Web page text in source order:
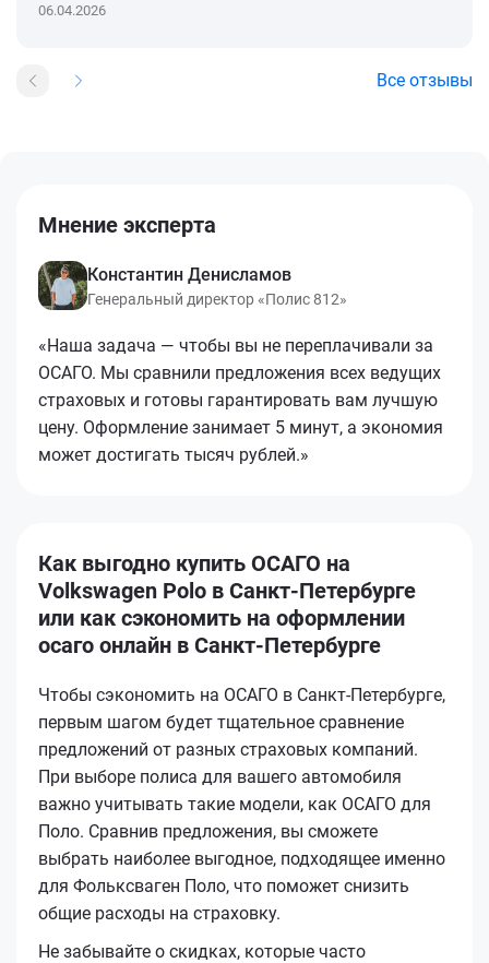
06.04.2026
Все отзывы
Мнение эксперта
Константин Денисламов
Генеральный директор «Полис 812»
«Наша задача — чтобы вы не переплачивали за
ОСАГО. Мы сравнили предложения всех ведущих
страховых и готовы гарантировать вам лучшую
цену. Оформление занимает 5 минут, а экономия
может достигать тысяч рублей.»
Как выгодно купить ОСАГО на
Volkswagen Polo в Санкт-Петербурге
или как сэкономить на оформлении
осаго онлайн в Санкт-Петербурге
Чтобы сэкономить на ОСАГО в Санкт-Петербурге,
первым шагом будет тщательное сравнение
предложений от разных страховых компаний.
При выборе полиса для вашего автомобиля
важно учитывать такие модели, как ОСАГО для
Поло. Сравнив предложения, вы сможете
выбрать наиболее выгодное, подходящее именно
для Фольксваген Поло, что поможет снизить
общие расходы на страховку.
Не забывайте о скидках, которые часто